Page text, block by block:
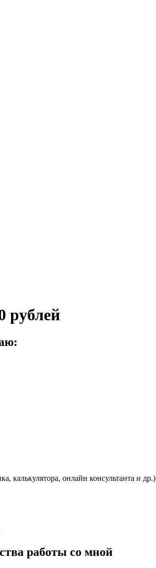
рублей
калькулятора, онлайн консультанта и др.)
работы со мной